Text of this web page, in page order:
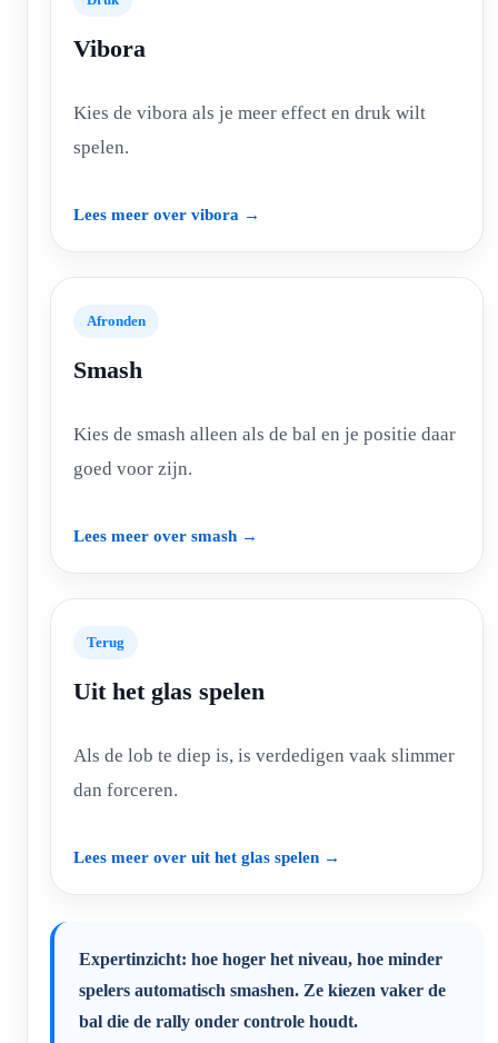
Vibora
Kies de vibora als je meer effect en druk wilt
spelen.
Lees meer over vibora →
Afronden
Smash
Kies de smash alleen als de bal en je positie daar
goed voor zijn.
Lees meer over smash →
Terug
Uit het glas spelen
Als de lob te diep is, is verdedigen vaak slimmer
dan forceren.
Lees meer over uit het glas spelen →
Expertinzicht: hoe hoger het niveau, hoe minder
spelers automatisch smashen. Ze kiezen vaker de
bal die de rally onder controle houdt.